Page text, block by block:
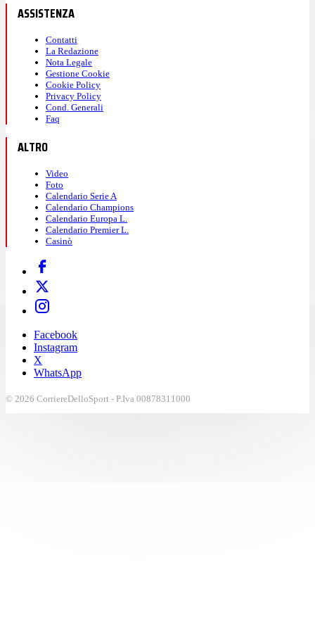
ASSISTENZA
Contatti
La Redazione
Nota Legale
Gestione Cookie
Cookie Policy
Privacy Policy
Cond. Generali
Faq
ALTRO
Video
Foto
Calendario Serie A
Calendario Champions
Calendario Europa L.
Calendario Premier L.
Casinò
Facebook
Instagram
X
WhatsApp
© 2026 CorriereDelloSport - P.Iva 00878311000